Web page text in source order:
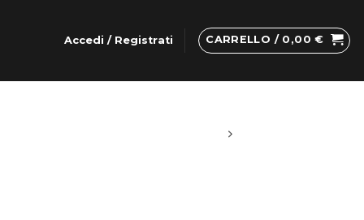
Accedi / Registrati CARRELLO / 0,00€